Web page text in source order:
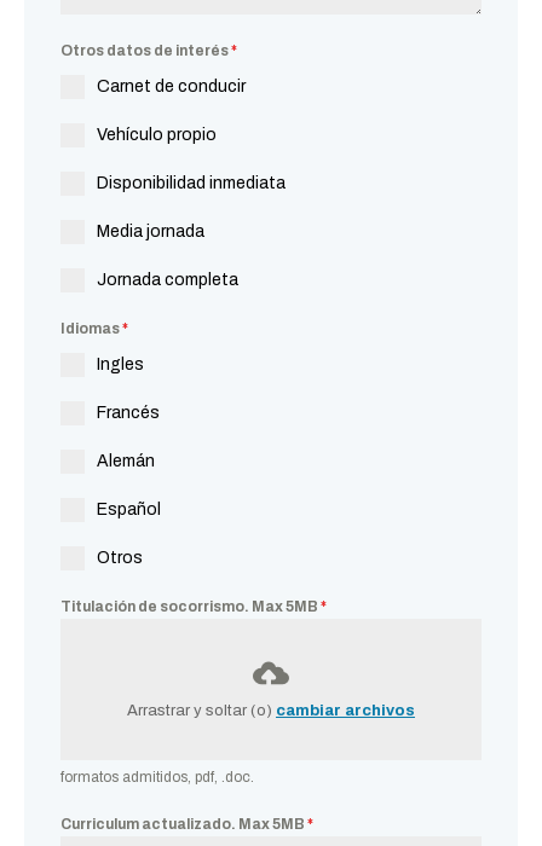
Otros datos de interés*
Carnet de conducir
Vehículo propio
Disponibilidad inmediata
Media jornada
Jornada completa
Idiomas*
Ingles
Francés
Alemán
Español
Otros
Titulación de socorrismo. Max 5MB *
Arrastrar y soltar (o) cambiar archivos
formatos admitidos, pdf, .doc.
Curriculum actualizado. Max 5MB *